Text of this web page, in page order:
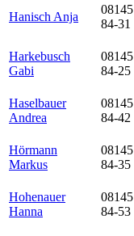
Hanisch Anja
08145
84-31
Harkebusch
Gabi
08145
84-25
Haselbauer
Andrea
08145
84-42
Hörmann
Markus
08145
84-35
Hohenauer
Hanna
08145
84-53